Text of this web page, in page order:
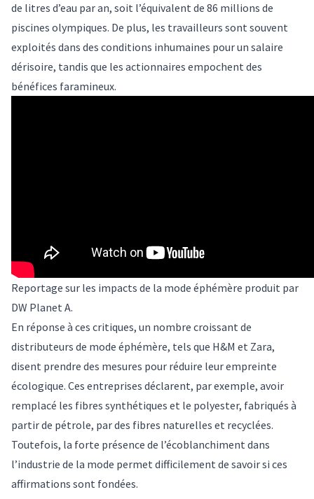
de litres d’eau par an, soit l’équivalent de 86 millions de
piscines olympiques. De plus, les travailleurs sont souvent
exploités dans des conditions inhumaines pour un salaire
dérisoire, tandis que les actionnaires empochent des
bénéfices faramineux.
Reportage sur les impacts de la mode éphémère produit par
DW Planet A.
En réponse à ces critiques, un nombre croissant de
distributeurs de mode éphémère, tels que H&M et Zara,
disent prendre des mesures pour réduire leur empreinte
écologique. Ces entreprises déclarent, par exemple, avoir
remplacé les fibres synthétiques et le polyester, fabriqués à
partir de pétrole, par des fibres naturelles et recyclées.
Toutefois, la forte présence de l’écoblanchiment dans
l’industrie de la mode permet difficilement de savoir si ces
affirmations sont fondées.